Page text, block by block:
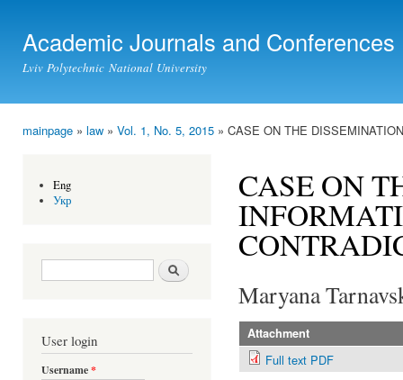
Academic Journals and Conferences
Lviv Polytechnic National University
mainpage » law » Vol. 1, No. 5, 2015 » CASE ON THE
Eng
Укр
Search form Search
User login
Username*
CASE ON
Maryana
Attachment
Full text PDF